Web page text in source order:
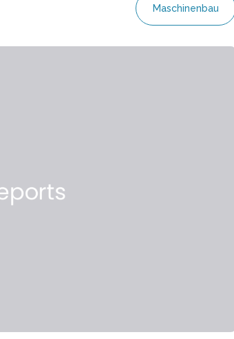
Maschinenbau